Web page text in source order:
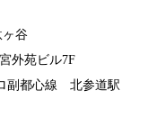
ヶ谷
外苑ビル7F
副都心線 北参道駅